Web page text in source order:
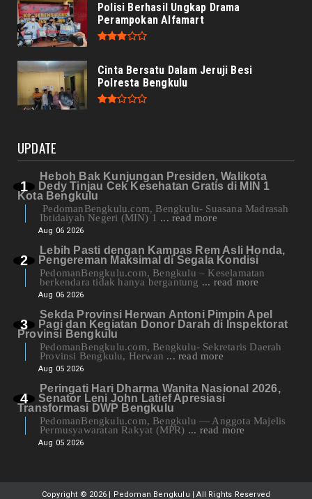
Polisi Berhasil Ungkap Drama
Perampokan Alfamart
Cinta Bersatu Dalam Jeruji Besi
Polresta Bengkulu
UPDATE
Heboh Bak Kunjungan Presiden, Walikota
Dedy Tinjau Cek Kesehatan Gratis di MIN 1
Kota Bengkulu
PedomanBengkulu.com, Bengkulu- Suasana Madrasah
Ibtidaiyah Negeri (MIN) 1 ... read more
Aug 06 2026
Lebih Pasti dengan Kampas Rem Asli Honda,
Pengereman Maksimal di Segala Kondisi
PedomanBengkulu.com, Bengkulu – Keselamatan
berkendara tidak hanya bergantung ... read more
Aug 06 2026
Sekda Provinsi Herwan Antoni Pimpin Apel
Pagi dan Kegiatan Donor Darah di Inspektorat
Provinsi Bengkulu
PedomanBengkulu.com, Bengkulu- Sekretaris Daerah
Provinsi Bengkulu, Herwan ... read more
Aug 05 2026
Peringati Hari Dharma Wanita Nasional 2026,
Senator Leni John Latief Apresiasi
Transformasi DWP Bengkulu
PedomanBengkulu.com, Bengkulu — Anggota Majelis
Permusyawaratan Rakyat (MPR) ... read more
Aug 05 2026
Copyright © 2026 | Pedoman Bengkulu | All Rights Reserved